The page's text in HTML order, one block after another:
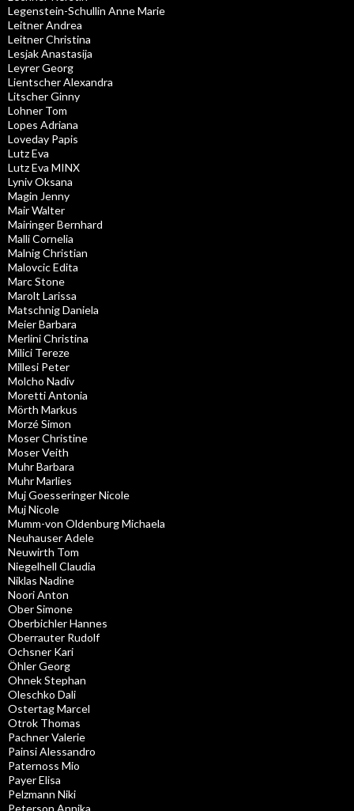
Legenstein-Schullin Anne Marie
Leitner Andrea
Leitner Christina
Lesjak Anastasija
Leyrer Georg
Lientscher Alexandra
Litscher Ginny
Lohner Tom
Lopes Adriana
Loveday Papis
Lutz Eva
Lutz Eva MINX
Lyniv Oksana
Magin Jenny
Mair Walter
Mairinger Bernhard
Malli Cornelia
Malnig Christian
Malovcic Edita
Marc Stone
Marolt Larissa
Matschnig Daniela
Meier Barbara
Merlini Christina
Milici Tereze
Millesi Peter
Molcho Nadiv
Moretti Antonia
Mörth Markus
Morzé Simon
Moser Christine
Moser Veith
Muhr Barbara
Muhr Marlies
Muj Goesseringer Nicole
Muj Nicole
Mumm-von Oldenburg Michaela
Neuhauser Adele
Neuwirth Tom
Niegelhell Claudia
Niklas Nadine
Noori Anton
Ober Simone
Oberbichler Hannes
Oberrauter Rudolf
Ochsner Kari
Öhler Georg
Ohnek Stephan
Oleschko Dali
Ostertag Marcel
Otrok Thomas
Pachner Valerie
Painsi Alessandro
Paternoss Mio
Payer Elisa
Pelzmann Niki